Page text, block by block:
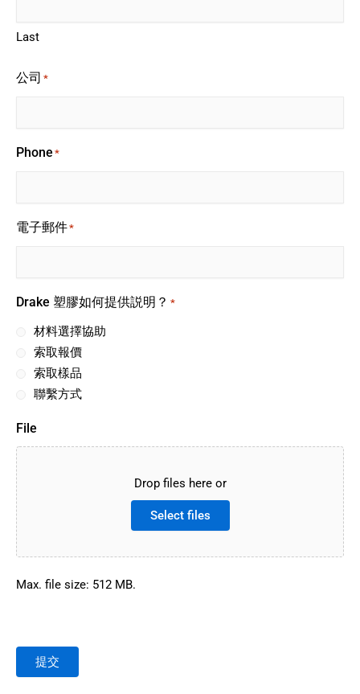
Last
公司 *
Phone *
電子郵件*
Drake 塑膠如何提供説明？ *
材料選擇協助
索取報價
索取樣品
聯繫方式
File
Drop files here or
Select files
Max. file size: 512 MB.
提交